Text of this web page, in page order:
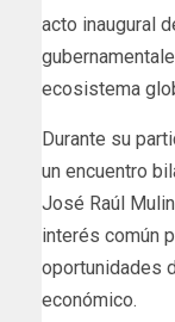
acto inaugural
ecosistema
Durante su
un encuentro
José Raúl
interés común
oportunidades
económico.